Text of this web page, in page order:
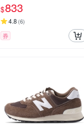
組(附收納袋特大號 露營椅
摺疊椅 休閒椅)
$833
4.8 (6)
券